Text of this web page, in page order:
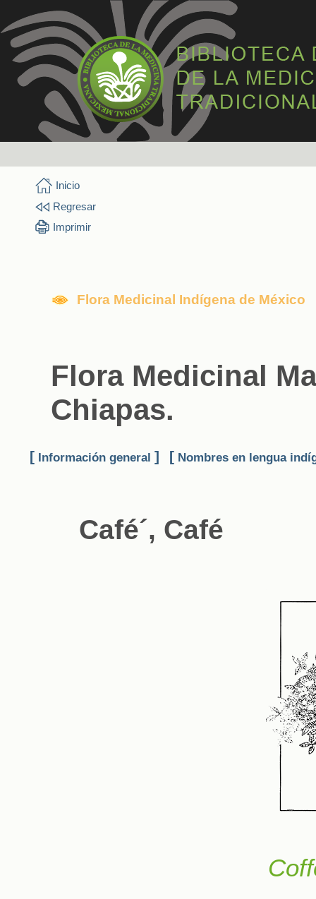
Inicio
Regresar
Imprimir
Flora Medicinal Indígena de México
Flora Medicinal
Chiapas.
[ Información general ] [ Nombres en lengua
Café´, Café